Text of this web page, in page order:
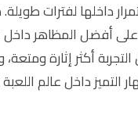
داخلها لفترات
على أفضل المظاهر
أكثر إثارة
التميز داخل عالم